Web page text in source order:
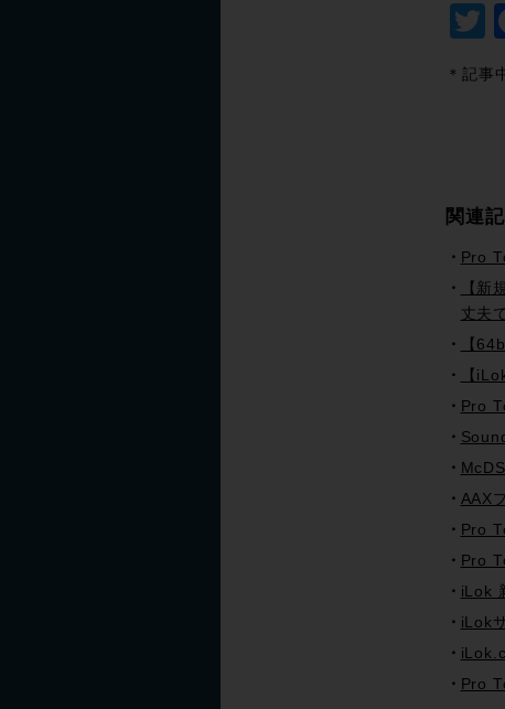
＊記事
関連
Pro
【新
丈夫
【
【
Pro
AAX
Pro
Pro
iLok
iLok
Pro